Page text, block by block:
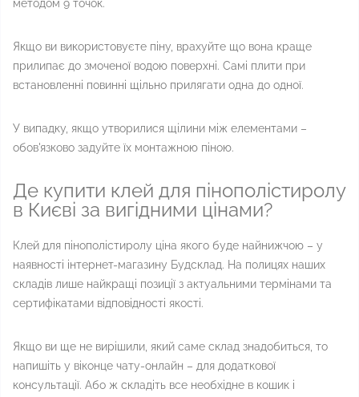
методом 9 точок.
Якщо ви використовуєте піну, врахуйте що вона краще
прилипає до змоченої водою поверхні. Самі плити при
встановленні повинні щільно прилягати одна до одної.
У випадку, якщо утворилися щілини між елементами –
обов'язково задуйте їх монтажною піною.
Де купити клей для пінополістиролу
в Києві за вигідними цінами?
Клей для пінополістиролу ціна якого буде найнижчою – у
наявності інтернет-магазину Будсклад. На полицях наших
складів лише найкращі позиції з актуальними термінами та
сертифікатами відповідності якості.
Якщо ви ще не вирішили, який саме склад знадобиться, то
напишіть у віконце чату-онлайн – для додаткової
консультації. Або ж складіть все необхідне в кошик і